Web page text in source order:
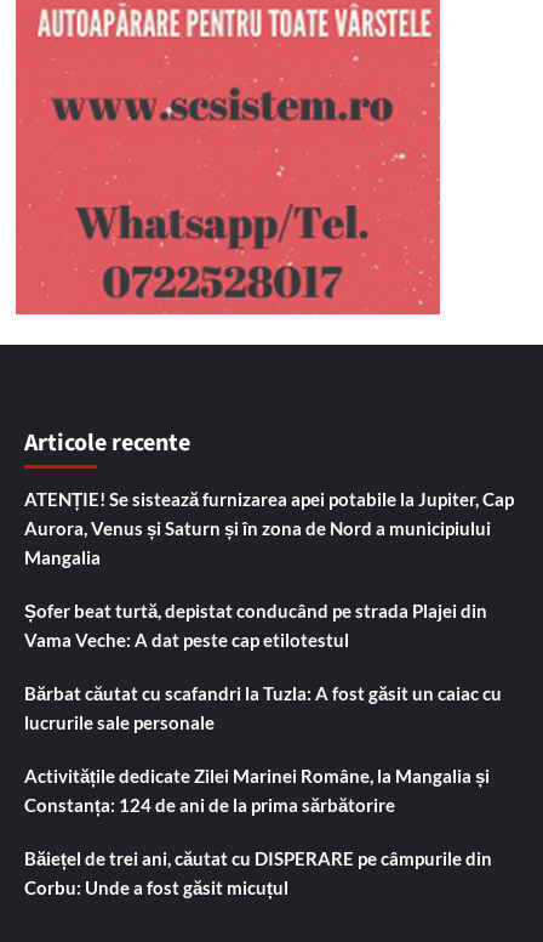
Articole recente
ATENȚIE! Se sistează furnizarea apei potabile la Jupiter, Cap
Aurora, Venus și Saturn și în zona de Nord a municipiului
Mangalia
Șofer beat turtă, depistat conducând pe strada Plajei din
Vama Veche: A dat peste cap etilotestul
Bărbat căutat cu scafandri la Tuzla: A fost găsit un caiac cu
lucrurile sale personale
Activitățile dedicate Zilei Marinei Române, la Mangalia și
Constanța: 124 de ani de la prima sărbătorire
Băiețel de trei ani, căutat cu DISPERARE pe câmpurile din
Corbu: Unde a fost găsit micuțul